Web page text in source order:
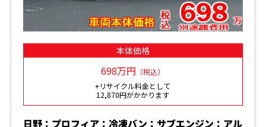
本体価格
698万円 （税込）
+リサイクル料金として
12,870円がかかります
日野：プロフィア：冷凍バン：サブエンジン：アル